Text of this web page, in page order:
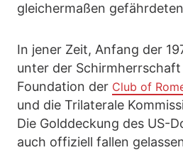
gleichermaßen
In jener Zeit, Anfang der
unter der
Foundation der Club of
und die Trilaterale
Die Golddeckung des US-
auch offiziell fallen